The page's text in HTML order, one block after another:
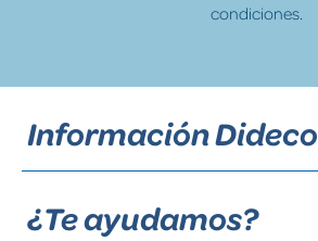
condiciones.
Información Dideco
¿Te ayudamos?